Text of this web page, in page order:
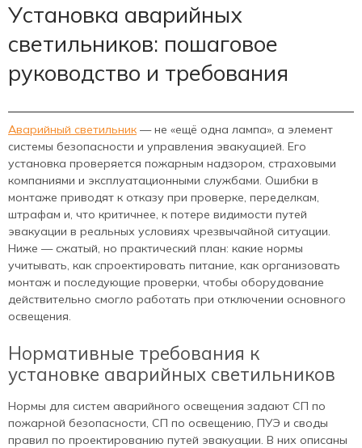
Установка аварийных
светильников: пошаговое
руководство и требования
Аварийный светильник — не «ещё одна лампа», а элемент
системы безопасности и управления эвакуацией. Его
установка проверяется пожарным надзором, страховыми
компаниями и эксплуатационными службами. Ошибки в
монтаже приводят к отказу при проверке, переделкам,
штрафам и, что критичнее, к потере видимости путей
эвакуации в реальных условиях чрезвычайной ситуации.
Ниже — сжатый, но практический план: какие нормы
учитывать, как спроектировать питание, как организовать
монтаж и последующие проверки, чтобы оборудование
действительно смогло работать при отключении основного
освещения.
Нормативные требования к
установке аварийных светильников
Нормы для систем аварийного освещения задают СП по
пожарной безопасности, СП по освещению, ПУЭ и своды
правил по проектированию путей эвакуации. В них описаны